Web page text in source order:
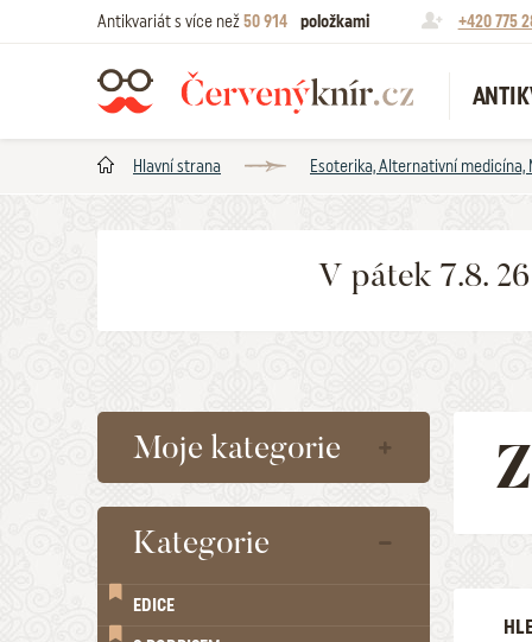
Antikvariát s více než50 914 položkami +420 775
Hlavní strana Esoterika, Alternativní medicína,
V pátek 7.8.
Moje kategorie
Kategorie
EDICE